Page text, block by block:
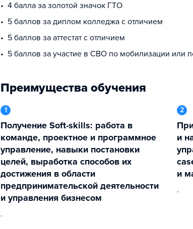
4 балла за золотой значок ГТО
5 баллов за диплом колледжа с отличием
5 баллов за аттестат с отличием
5 баллов за участие в СВО по мобилизации или
Преимущества обучения
1
Получение Soft-skills: работа в
команде, проектное и программное
управление, навыки постановки
целей, выработка способов их
достижения в области
предпринимательской деятельности
и управления бизнесом
.
2
Приобретение практических умений
и
и
.